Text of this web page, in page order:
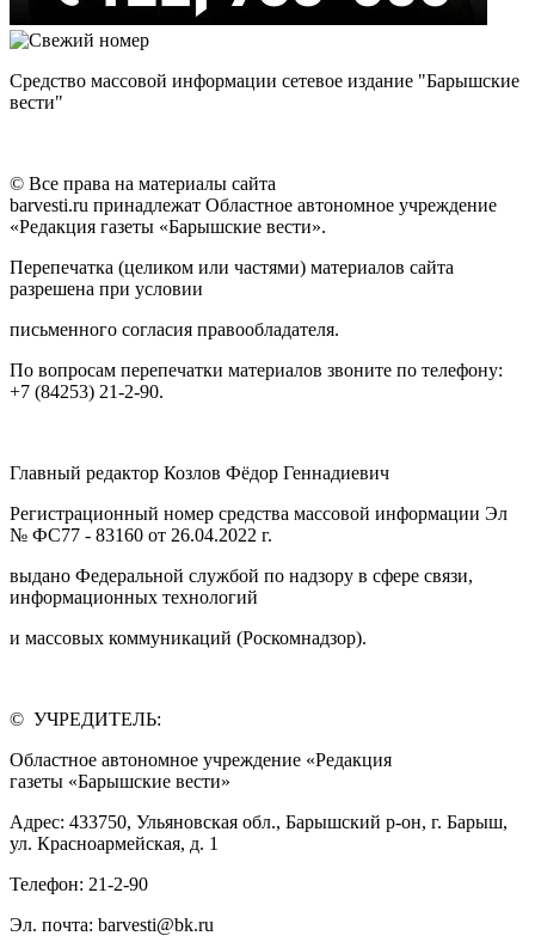
Средство массовой информации сетевое издание "Барышские
вести"
© Все права на материалы сайта
barvesti.ru принадлежат Областное автономное учреждение
«Редакция газеты «Барышские вести».
Перепечатка (целиком или частями) материалов сайта
разрешена при условии
письменного согласия правообладателя.
По вопросам перепечатки материалов звоните по телефону:
+7 (84253) 21-2-90.
Главный редактор Козлов Фёдор Геннадиевич
Регистрационный номер средства массовой информации Эл
№ ФС77 - 83160 от 26.04.2022 г.
выдано Федеральной службой по надзору в сфере связи,
информационных технологий
и массовых коммуникаций (Роскомнадзор).
© УЧРЕДИТЕЛЬ:
Областное автономное учреждение «Редакция
газеты «Барышские вести»
Адрес: 433750, Ульяновская обл., Барышский р-он, г. Барыш,
ул. Красноармейская, д. 1
Телефон: 21-2-90
Эл. почта: barvesti@bk.ru